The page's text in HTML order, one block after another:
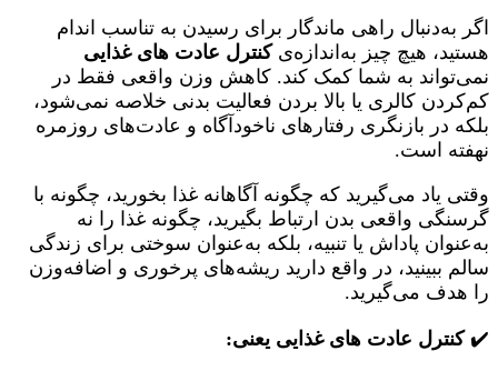
اگر به‌دنبال راهی ماندگار برای رسیدن به تناسب اندام
هستید، هیچ چیز به‌اندازه‌یکنترل عادت های غذایی
نمی‌تواند به شما کمک کند. کاهش وزن واقعی فقط در
کم‌کردن کالری یا بالا بردن فعالیت بدنی خلاصه نمی‌شود،
بلکه در بازنگری رفتارهای ناخودآگاه و عادت‌های روزمره
نهفته است.
وقتی یاد می‌گیرید که چگونه آگاهانه غذا بخورید، چگونه با
گرسنگی واقعی بدن ارتباط بگیرید، چگونه غذا را نه
به‌عنوان پاداش یا تنبیه، بلکه به‌عنوان سوختی برای زندگی
سالم ببینید، در واقع دارید ریشه‌های پرخوری و اضافه‌وزن
را هدف می‌گیرید.
✔️کنترل عادت های غذایی یعنی: